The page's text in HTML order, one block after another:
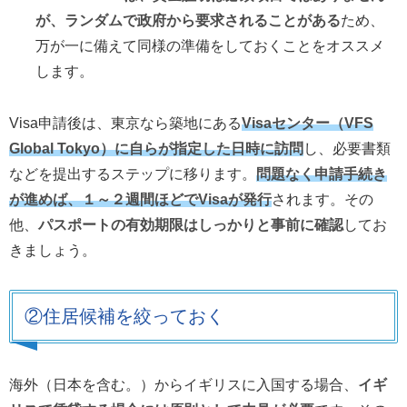
が、ランダムで政府から要求されることがあるため、
万が一に備えて同様の準備をしておくことをオススメ
します。
Visa申請後は、東京なら築地にあるVisaセンター（VFS
Global Tokyo）に自らが指定した日時に訪問し、必要書類
などを提出するステップに移ります。 問題なく申請手続き
が進めば、１～２週間ほどでVisaが発行されます。その
他、 パスポートの有効期限はしっかりと事前に確認してお
きましょう。
②住居候補を絞っておく
海外（日本を含む。）からイギリスに入国する場合、 イギ